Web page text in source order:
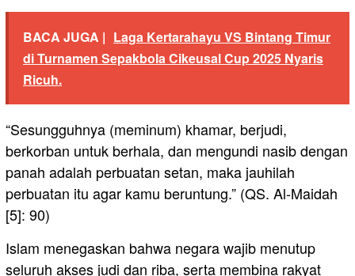
BACA JUGA | Laga Kertarahayu VS Bintang Timur
di Turnamen Sepakbola Cikeusal Cup 2025 Nyaris
Ricuh.
“Sesungguhnya (meminum) khamar, berjudi,
berkorban untuk berhala, dan mengundi nasib dengan
panah adalah perbuatan setan, maka jauhilah
perbuatan itu agar kamu beruntung.” (QS. Al-Maidah
[5]: 90)
Islam menegaskan bahwa negara wajib menutup
seluruh akses judi dan riba, serta membina rakyat